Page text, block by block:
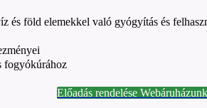
és föld elemekkel való gyógyítás és
fogyókúrához
Előadás rendelése